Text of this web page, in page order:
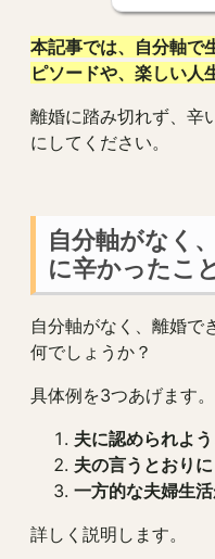
本記事では、自分軸で
ピソードや、楽しい人
離婚に踏み切れず、辛
にしてください。
自分軸がなく
に辛かったこ
自分軸がなく、離婚で
何でしょうか？
具体例を3つあげます。
夫に認められよ
夫の言うとおり
一方的な夫婦生
詳しく説明します。